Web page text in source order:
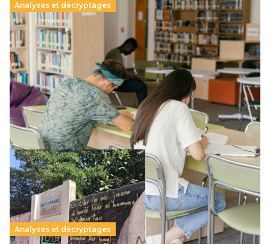
Analyses et décryptages
Supérieur privé : une dérive qui met à mal la
promesse républicaine
11 juillet 2026-
Le projet de loi sur la régulation de l’enseignement
supérieur privé met en lumière l’amplification d’un système
qui relègue l’acte pédagogique au superfétatoire, voire à…
Lire la suite →
Analyses et décryptages